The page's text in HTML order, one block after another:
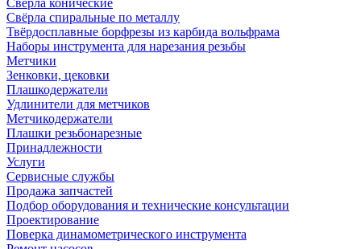
Свёрла конические
Свёрла спиральные по металлу
Твёрдосплавные борфрезы из карбида вольфрама
Наборы инструмента для нарезания резьбы
Метчики
Зенковки, цековки
Плашкодержатели
Удлинители для метчиков
Метчикодержатели
Плашки резьбонарезные
Принадлежности
Услуги
Сервисные службы
Продажа запчастей
Подбор оборудования и технические консультации
Проектирование
Поверка динамометрического инструмента